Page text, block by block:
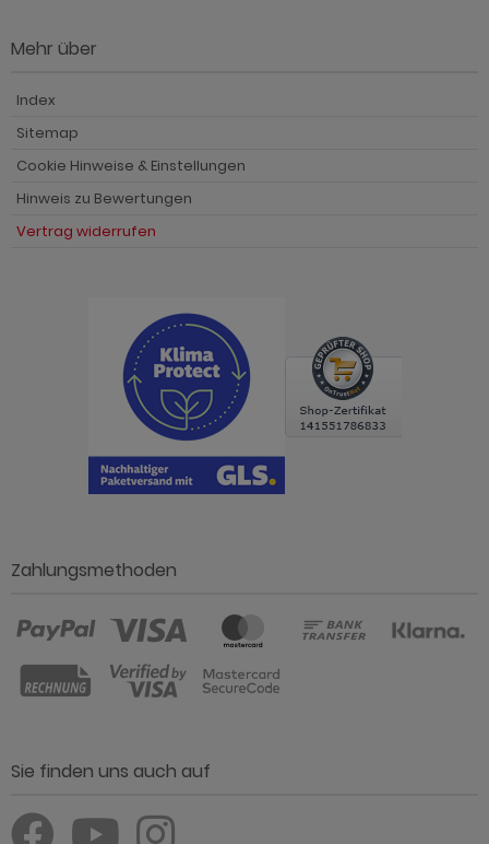
Mehr über
Index
Sitemap
Cookie Hinweise & Einstellungen
Hinweis zu Bewertungen
Vertrag widerrufen
Zahlungsmethoden
Sie finden uns auch auf